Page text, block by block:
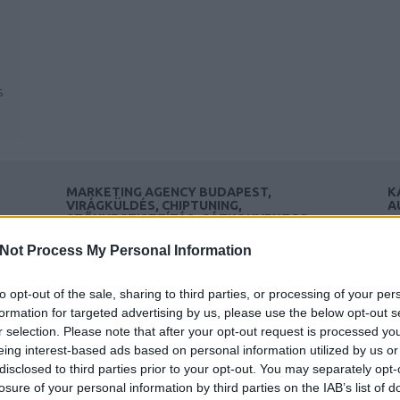
Process My Personal Information
opt-out of the sale, sharing to third parties, or processing of your
for targeted advertising by us, please use the below opt-out
selection. Please note that after your opt-out request is processed
interest-based ads based on personal information utilized by us
to third parties prior to your opt-out. You may separately
of your personal information by third parties on the IAB’s list of
MARKETING AGENCY BUDAPEST,
VIRÁGKÜLDÉS, CHIPTUNING,
SZŐNYEGTISZTÍTÁS, GÁZKONVEKTOR
Miért fontos az
Az önfejlesztés egy összetett és személyes
folyamat, mely során az egyén azon dolgozik,
hogy javítsa önmagát, kiaknázza rejtett